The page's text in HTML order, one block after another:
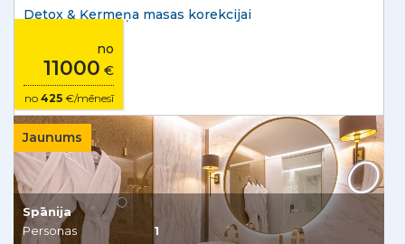
Detox & Ķermeņa masas korekcijai
no
11000 €
no 425 €/mēnesī
Jaunums
Spānija
Personas
1